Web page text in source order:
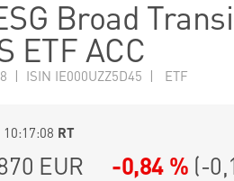
Broad
ETF ACC
| ISIN IE000UZZ5D45 | ETF
RT
EUR -0,84 % (-